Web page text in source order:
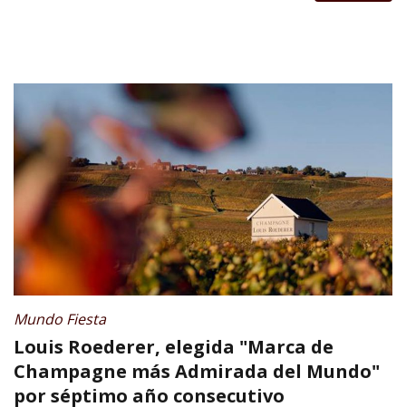
Mundo Fiesta
Louis Roederer, elegida "Marca de
Champagne más Admirada del Mundo"
por séptimo año consecutivo